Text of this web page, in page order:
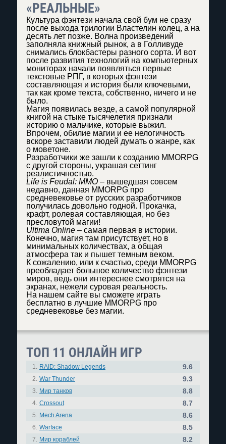
«РЕАЛЬНЫЕ»
Культура фэнтези начала свой бум не сразу
после выхода трилогии Властелин колец, а на
десять лет позже. Волна произведений
заполняла книжный рынок, а в Голливуде
снимались блокбастеры разного сорта. И вот
после развития технологий на компьютерных
мониторах начали появляться первые
текстовые РПГ, в которых фэнтези
составляющая и история были ключевыми,
так как кроме текста, собственно, ничего и не
было.
Магия появилась везде, а самой популярной
книгой на стыке тысячелетия признали
историю о мальчике, которые выжил.
Впрочем, обилие магии и ее нелогичность
вскоре заставили людей думать о жанре, как
о моветоне.
Разработчики же зашли к созданию MMORPG
с другой стороны, украшая сеттинг
реалистичностью.
Life is Feudal: MMO – вышедшая совсем
недавно, данная MMORPG про
средневековье от русских разработчиков
получилась довольно годной. Прокачка,
крафт, ролевая составляющая, но без
пресловутой магии!
Ultima Online – самая первая в истории.
Конечно, магия там присутствует, но в
минимальных количествах, а общая
атмосфера так и пышет темным веком.
К сожалению, или к счастью, среди MMORPG
преобладает большое количество фэнтези
миров, ведь они интереснее смотрятся на
экранах, нежели суровая реальность.
На нашем сайте вы сможете играть
бесплатно в лучшие MMORPG про
средневековье без магии.
ТОП 11 ОНЛАЙН ИГР
1. RAID: Shadow Legends 9.6
2. War Thunder 9.3
3. Мир танков 8.8
4. Crossout 8.7
5. Mech Arena 8.6
6. Warface 8.5
7. Мир кораблей 8.2